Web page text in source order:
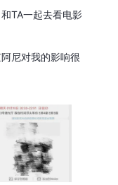
TA一起去看电影
尼对我的影响很